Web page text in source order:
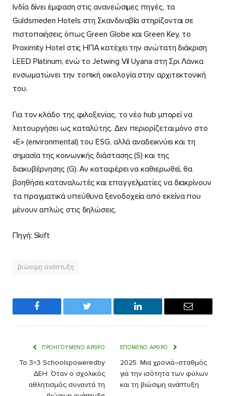
Ινδία δίνει έμφαση στις ανανεώσιμες πηγές, τα
Guldsmeden Hotels στη Σκανδιναβία στηρίζονται σε
πιστοποιήσεις όπως Green Globe και Green Key, το
Proximity Hotel στις ΗΠΑ κατέχει την ανώτατη διάκριση
LEED Platinum, ενώ το Jetwing Vil Uyana στη Σρι Λάνκα
ενσωματώνει την τοπική οικολογία στην αρχιτεκτονική
του.
Για τον κλάδο της φιλοξενίας, το νέο hub μπορεί να
λειτουργήσει ως καταλύτης. Δεν περιορίζεται μόνο στο
«E» (environmental) του ESG, αλλά αναδεικνύει και τη
σημασία της κοινωνικής διάστασης (S) και της
διακυβέρνησης (G). Αν καταφέρει να καθιερωθεί, θα
βοηθήσει καταναλωτές και επαγγελματίες να διακρίνουν
τα πραγματικά υπεύθυνα ξενοδοχεία από εκείνα που
μένουν απλώς στις δηλώσεις.
Πηγή: Skift
βιώσιμη ανάπτυξη
Facebook Twitter LinkedIn Email
ΠΡΟΗΓΟΎΜΕΝΟ ΆΡΘΡΟ
Το 3×3 Schoolspoweredby
ΔΕΗ: Όταν ο σχολικός
αθλητισμός συναντά τη
ΕΠΌΜΕΝΟ ΆΡΘΡΟ
2025: Μια χρονιά–σταθμός
για την ισότητα των φύλων
και τη βιώσιμη ανάπτυξη